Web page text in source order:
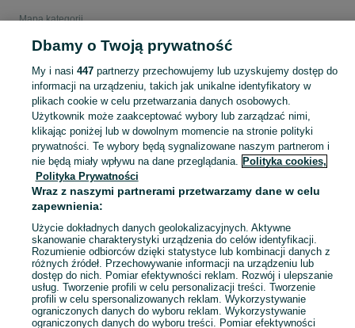
Mapa kategorii
Mapa miejscowości
Popularne wyszukiwania
Dbamy o Twoją prywatność
My i nasi 447partnerzy przechowujemy lub uzyskujemy dostęp do
informacji na urządzeniu, takich jak unikalne identyfikatory w
plikach cookie w celu przetwarzania danych osobowych.
Użytkownik może zaakceptować wybory lub zarządzać nimi,
klikając poniżej lub w dowolnym momencie na stronie polityki
prywatności. Te wybory będą sygnalizowane naszym partnerom i
nie będą miały wpływu na dane przeglądania. Polityka cookies,
Polityka Prywatności
Wraz z naszymi partnerami przetwarzamy dane w celu
zapewnienia:
Użycie dokładnych danych geolokalizacyjnych. Aktywne
skanowanie charakterystyki urządzenia do celów identyfikacji.
Rozumienie odbiorców dzięki statystyce lub kombinacji danych z
różnych źródeł. Przechowywanie informacji na urządzeniu lub
dostęp do nich. Pomiar efektywności reklam. Rozwój i ulepszanie
usług. Tworzenie profili w celu personalizacji treści. Tworzenie
profili w celu spersonalizowanych reklam. Wykorzystywanie
ograniczonych danych do wyboru reklam. Wykorzystywanie
ograniczonych danych do wyboru treści. Pomiar efektywności